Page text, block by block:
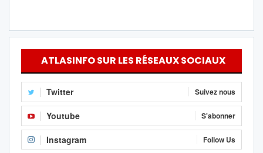
ATLASINFO SUR LES RÉSEAUX SOCIAUX
Twitter Suivez nous
Youtube S'abonner
Instagram Follow Us